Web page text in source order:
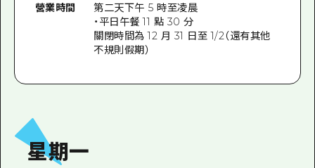
營業時間
第二天下午 5 時至凌晨
・平日午餐 11 點 30 分
關閉時間為 12 月 31 日至 1/2（還有其他
不規則假期）
星期一